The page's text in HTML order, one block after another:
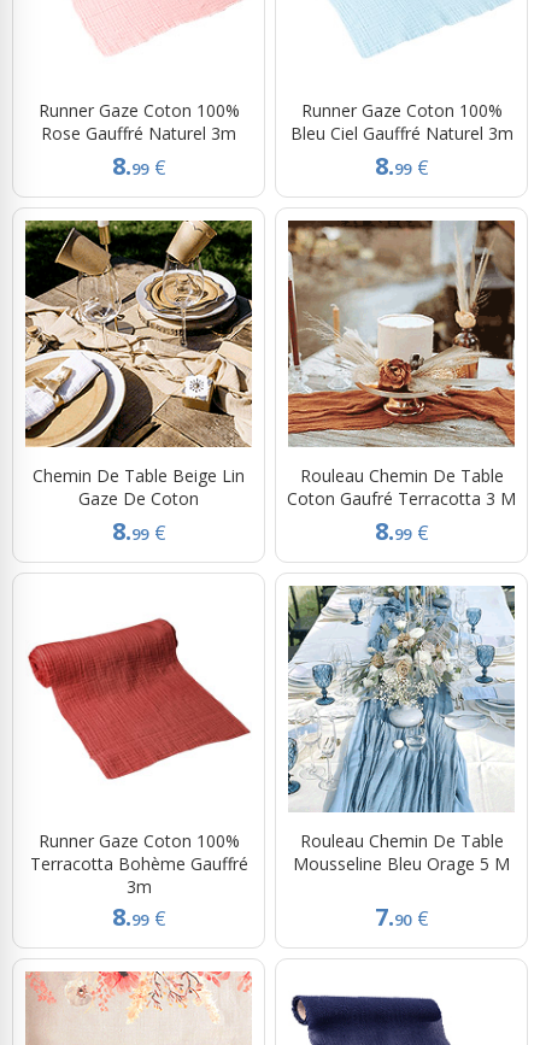
Runner Gaze Coton 100%
Rose Gauffré Naturel 3m
8.99 €
Runner Gaze Coton 100%
Bleu Ciel Gauffré Naturel 3m
8.99 €
Chemin De Table Beige Lin
Gaze De Coton
8.99 €
Rouleau Chemin De Table
Coton Gaufré Terracotta 3 M
8.99 €
Runner Gaze Coton 100%
Terracotta Bohème Gauffré
3m
8.99 €
Rouleau Chemin De Table
Mousseline Bleu Orage 5 M
7.90 €